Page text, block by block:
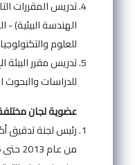
تدريس المقررات
الهندسة البيئية) -
للعلوم
تدريس مقرر البيئة
للدراسات
عضوية لجان
رئيس لجنة تدقيق
من عام 2013 حتى 2016.